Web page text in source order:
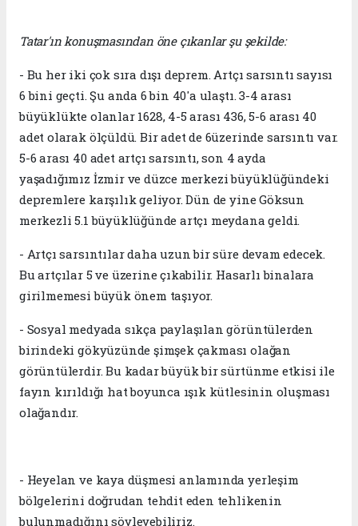
Tatar'ın konuşmasından öne çıkanlar şu şekilde:
- Bu her iki çok sıra dışı deprem. Artçı sarsıntı sayısı
6 bini geçti. Şu anda 6 bin 40'a ulaştı. 3-4 arası
büyüklükte olanlar 1628, 4-5 arası 436, 5-6 arası 40
adet olarak ölçüldü. Bir adet de 6üzerinde sarsıntı var.
5-6 arası 40 adet artçı sarsıntı, son 4 ayda
yaşadığımız İzmir ve düzce merkezi büyüklüğündeki
depremlere karşılık geliyor. Dün de yine Göksun
merkezli 5.1 büyüklüğünde artçı meydana geldi.
- Artçı sarsıntılar daha uzun bir süre devam edecek.
Bu artçılar 5 ve üzerine çıkabilir. Hasarlı binalara
girilmemesi büyük önem taşıyor.
- Sosyal medyada sıkça paylaşılan görüntülerden
birindeki gökyüzünde şimşek çakması olağan
görüntülerdir. Bu kadar büyük bir sürtünme etkisi ile
fayın kırıldığı hat boyunca ışık kütlesinin oluşması
olağandır.
- Heyelan ve kaya düşmesi anlamında yerleşim
bölgelerini doğrudan tehdit eden tehlikenin
bulunmadığını söyleyebiliriz.